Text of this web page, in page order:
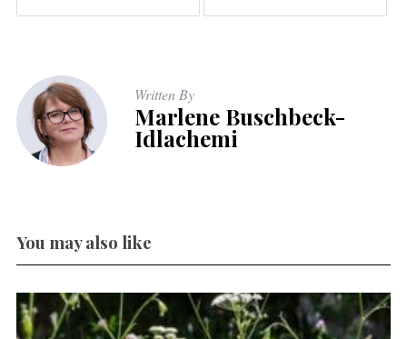
Written By
Marlene Buschbeck-
Idlachemi
You may also like